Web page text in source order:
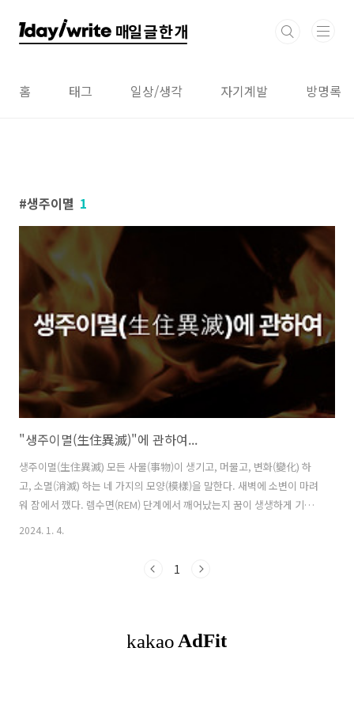
홈 태그 일상/생각 자기계발 방명록
생주이멸 1
"생주이멸(生住異滅)"에 관하여...
생주이멸(生住異滅) 모든 사물(事物)이 생기고, 머물고, 변화(變化) 하
고, 소멸(消滅) 하는 네 가지의 모양(模樣)을 말한다. 새벽에 소변이 마려
워 잠에서 깼다. 렘수면(REM) 단계에서 깨어났는지 꿈이 생생하게 기억
이 났다. 지금은 세상에 없는 떠나보낸 이랑 즐겁게 대화하며 행복한 시
데, 그 꿈은 내 마음을 아프게 하기 시작했다. 화장실을 다녀와 침대에 누
(生老病死) 와도 의미가 잇닿아 있다. 세상에 나오면 누구나 겪는 순리인
2024. 1. 4.
1